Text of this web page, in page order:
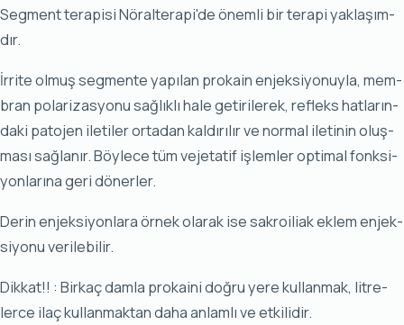
Seg­ment te­ra­pi­si Nö­ral­te­ra­pi'de önem­li bir te­ra­pi yak­la­şım­
dır.
İr­ri­te ol­muş seg­men­te ya­pı­lan pro­ka­in en­jek­si­yo­nuy­la, mem­
bran po­la­ri­zas­yo­nu sağ­lık­lı ha­le ge­ti­ri­le­rek, ref­leks hat­la­rın­
da­ki pa­to­jen ile­ti­ler or­ta­dan kal­dı­rı­lır ve nor­mal ile­ti­nin oluş­
ma­sı sağ­la­nır. Böy­le­ce tüm ve­je­ta­tif iş­lem­ler op­ti­mal fonk­si­
yon­la­rı­na ge­ri dö­ner­ler.
De­rin en­jek­si­yon­la­ra ör­nek ola­rak ise sak­ro­ili­ak ek­lem en­jek­
si­yo­nu ve­ri­le­bi­lir.
Dik­kat!! : Bir­kaç dam­la pro­kai­ni doğ­ru ye­re kul­lan­mak, lit­re­
ler­ce ilaç kul­lan­mak­tan da­ha an­lam­lı ve et­ki­li­dir.